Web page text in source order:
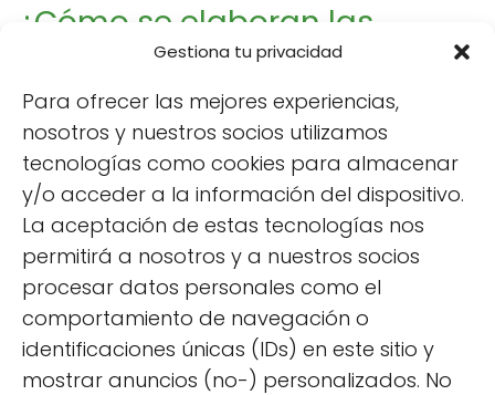
Gestiona tu privacidad
Para ofrecer las mejores experiencias,
nosotros y nuestros socios utilizamos
tecnologías como cookies para almacenar
y/o acceder a la información del dispositivo.
La aceptación de estas tecnologías nos
permitirá a nosotros y a nuestros socios
procesar datos personales como el
comportamiento de navegación o
identificaciones únicas (IDs) en este sitio y
mostrar anuncios (no-) personalizados. No
¿Cómo se elaboran las
mermeladas ecológicas sin
azúcar?
La elaboración de mermelada ecológica sin
azúcarse realiza siguiendo un proceso
cuidadoso que prioriza la calidad de los
ingredientes. En lugar de azúcar, se utilizan
alternativas naturales como el jugo de fruta
o edulcorantes naturales. Esto permite
mantener el sabor y la textura sin añadir
calorías vacías.